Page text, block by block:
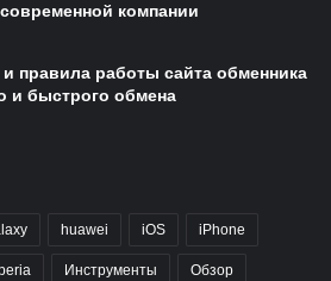
компании
правила работы сайта обменника
и быстрого обмена
huawei iOS iPhone
Инструменты Обзор